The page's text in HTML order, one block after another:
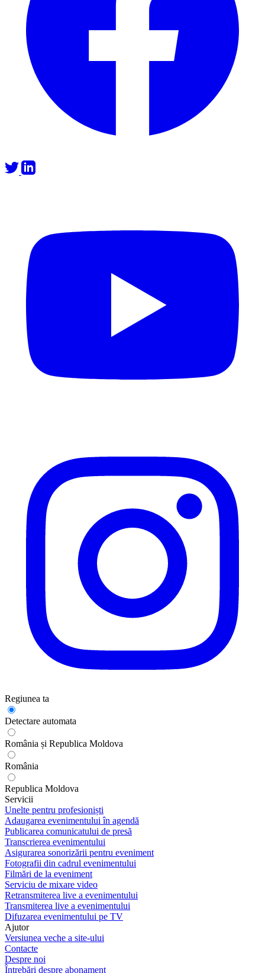
Regiunea ta
Detectare automata
România și Republica Moldova
România
Republica Moldova
Servicii
Unelte pentru profesioniști
Adaugarea evenimentului în agendă
Publicarea comunicatului de presă
Transcrierea evenimentului
Asigurarea sonorizării pentru eveniment
Fotografii din cadrul evenimentului
Filmări de la eveniment
Serviciu de mixare video
Retransmiterea live a evenimentului
Transmiterea live a evenimentului
Difuzarea evenimentului pe TV
Ajutor
Versiunea veche a site-ului
Contacte
Despre noi
Întrebări despre abonament